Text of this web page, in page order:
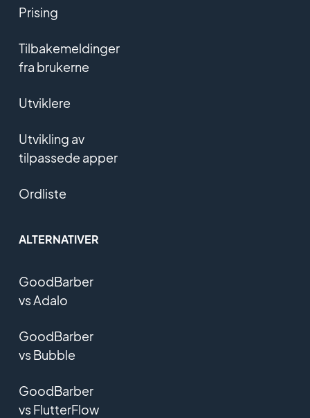
Prising
Tilbakemeldinger
fra brukerne
Utviklere
Utvikling av
tilpassede apper
Ordliste
ALTERNATIVER
GoodBarber
vs Adalo
GoodBarber
vs Bubble
GoodBarber
vs FlutterFlow